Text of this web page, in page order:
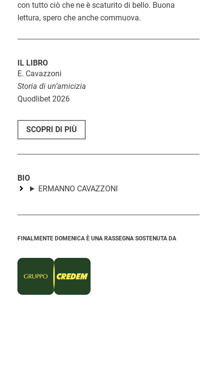
con tutto ciò che ne è scaturito di bello. Buona
lettura, spero che anche commuova.
IL LIBRO
E. Cavazzoni
Storia di un’amicizia
Quodlibet 2026
SCOPRI DI PIÙ
BIO
ERMANNO CAVAZZONI
FINALMENTE DOMENICA È UNA RASSEGNA SOSTENUTA DA